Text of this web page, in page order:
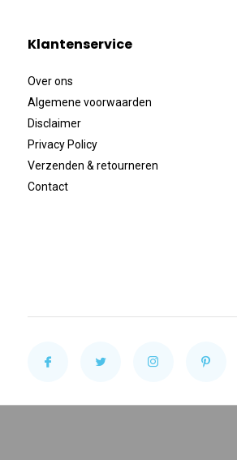
Klantenservice
Over ons
Algemene voorwaarden
Disclaimer
Privacy Policy
Verzenden & retourneren
Contact